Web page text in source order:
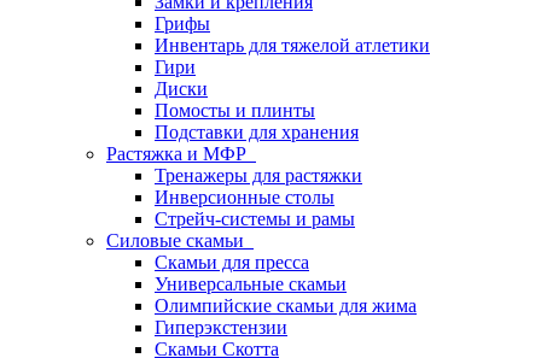
Грифы
Инвентарь для тяжелой атлетики
Гири
Диски
Помосты и плинты
Подставки для хранения
Растяжка и МФР
Тренажеры для растяжки
Инверсионные столы
Стрейч-системы и рамы
Силовые скамьи
Скамьи для пресса
Универсальные скамьи
Олимпийские скамьи для жима
Гиперэкстензии
Скамьи Скотта